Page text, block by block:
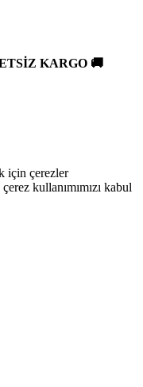
KARGO 🚚
için çerezler
kullanımımızı kabul